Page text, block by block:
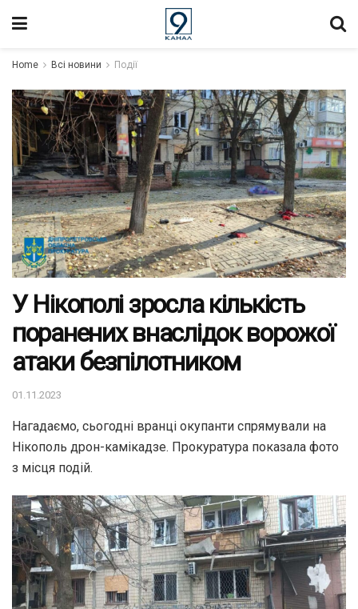
Home Всі новини Події
У Нікополі зросла кількість
поранених внаслідок ворожої
атаки безпілотником
01.11.2023
Нагадаємо, сьогодні вранці окупанти спрямували на
Нікополь дрон-камікадзе. Прокуратура показала фото
з місця подій.